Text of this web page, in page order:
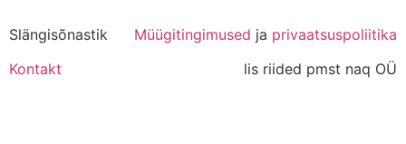
Slängisõnastik Müügitingimused ja privaatsuspoliitika
Kontakt
lis riided pmst naq OÜ